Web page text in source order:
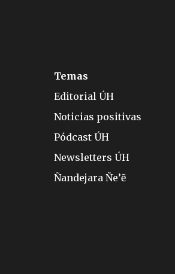
Temas
Editorial ÚH
Noticias positivas
Pódcast ÚH
Newsletters ÚH
Ñandejara Ñe’ẽ